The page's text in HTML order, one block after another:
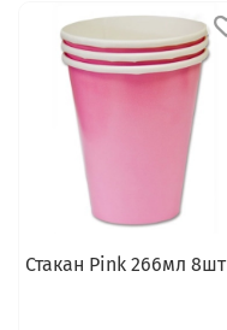
Стакан Pink 266мл 8шт